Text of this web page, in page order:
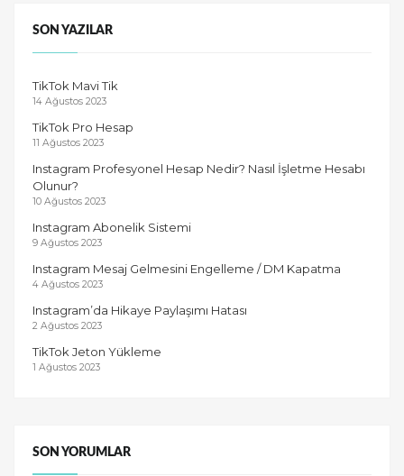
SON YAZILAR
TikTok Mavi Tik
14 Ağustos 2023
TikTok Pro Hesap
11 Ağustos 2023
Instagram Profesyonel Hesap Nedir? Nasıl İşletme Hesabı
Olunur?
10 Ağustos 2023
Instagram Abonelik Sistemi
9 Ağustos 2023
Instagram Mesaj Gelmesini Engelleme / DM Kapatma
4 Ağustos 2023
Instagram’da Hikaye Paylaşımı Hatası
2 Ağustos 2023
TikTok Jeton Yükleme
1 Ağustos 2023
SON YORUMLAR